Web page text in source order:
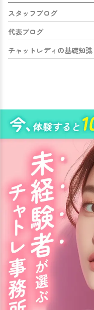
スタッフブログ
代表ブログ
チャットレディの基礎知識